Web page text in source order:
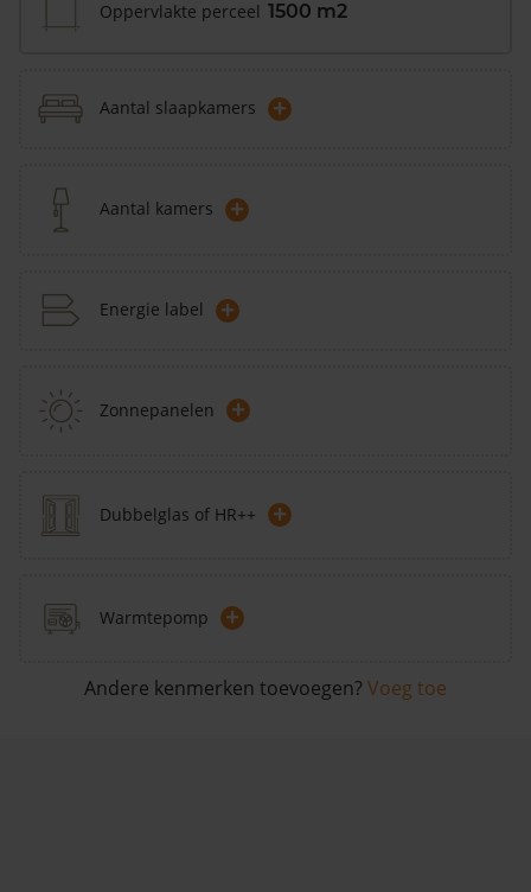
Oppervlakte perceel 1500 m2
Aantal slaapkamers +
Aantal kamers +
Energie label +
Zonnepanelen +
Dubbelglas of HR++ +
Warmtepomp +
Andere kenmerken toevoegen? Voeg toe